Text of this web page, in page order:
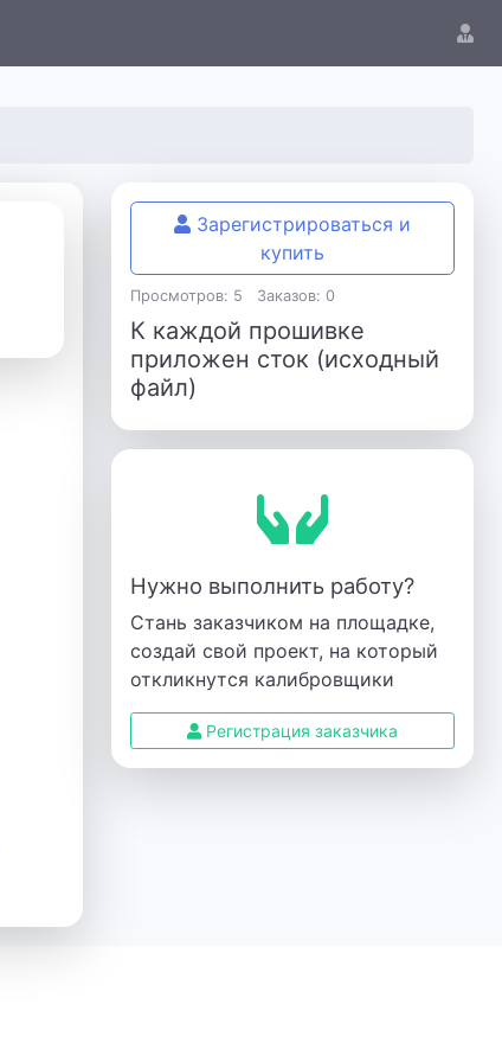
Зарегистрироваться и
купить
Просмотров: 5 Заказов: 0
К каждой прошивке
приложен сток (исходный
файл)
Нужно выполнить работу?
Стань заказчиком на площадке,
создай свой проект, на который
откликнутся калибровщики
Регистрация заказчика